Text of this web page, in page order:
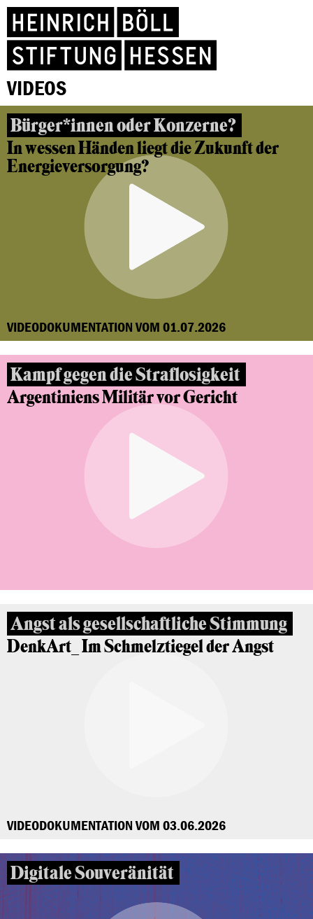
VIDEOS
Bürger*innen oder Konzerne?
In wessen Händen liegt die Zukunft der
Energieversorgung?
VIDEODOKUMENTATION VOM 01.07.2026
Kampf gegen die Straflosigkeit
Argentiniens Militär vor Gericht
Angst als gesellschaftliche Stimmung
DenkArt_ Im Schmelztiegel der Angst
VIDEODOKUMENTATION VOM 03.06.2026
Digitale Souveränität